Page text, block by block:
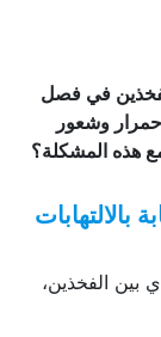
في فصل